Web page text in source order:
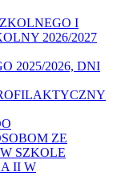
I
2026/2027
2025/2026, DNI
ZE
SZKOLE
II W